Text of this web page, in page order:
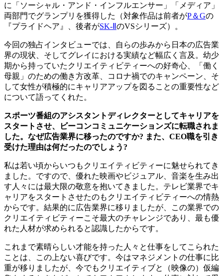
に「ソーシャル・アンド・インフルエンサー」「メディア」
両部門でグランプリを獲得した（対象作品は前者がP＆Gの
『プライドヘア』、後者がSK-Ⅱ のVSシリーズ）。
今回の独占インタビューでは、自らの歩みから日本の広告業
界の現状、そしてグレイにおける実績など幅広く言及。幼少
期から持っていたクリエイティビティーへの好奇心、「働く
母親」のための働き方改革、コロナ禍でのキャンペーン、そ
して女性が積極的にキャリアアップを図ることの重要性など
について語ってくれた。
スポーツ番組のアシスタントディレクターとしてキャリアを
スタートさせ、ビーコンコミュニケーションズに転職されま
した。なぜ広告業界に移ったのですか? また、CEO職を引き
受けた理由は何だったのでしょう?
私は若い頃からいつもクリエイティビティーに魅せられてき
ました。ですので、優れた映画やビジュアル、音楽を生み出
す人々には最大限の敬意を抱いてきました。テレビ業界でキ
ャリアをスタートさせたのもクリエイティビティーへの情熱
からです。結果的に広告業界に移りましたが、この業界での
クリエイティビティーこそ最大のチャレンジであり、最も優
れた人材が求められると認識したからです。
これまで素晴らしい才能を持った人々と仕事をしてこられた
ことは、この上ない喜びです。今はマネジメントの仕事に比
重が移りましたが、今でもクリエイティブと（映像の）仮編